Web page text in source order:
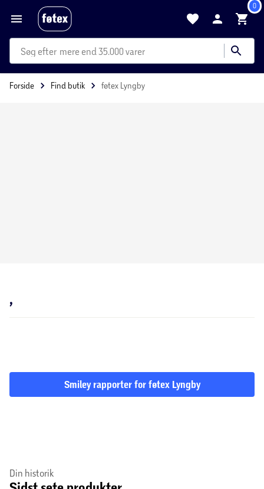
0
mere end 35.000 varer
Forside Find butik føtex Lyngby
,
Smiley rapporter for føtex Lyngby
Din historik